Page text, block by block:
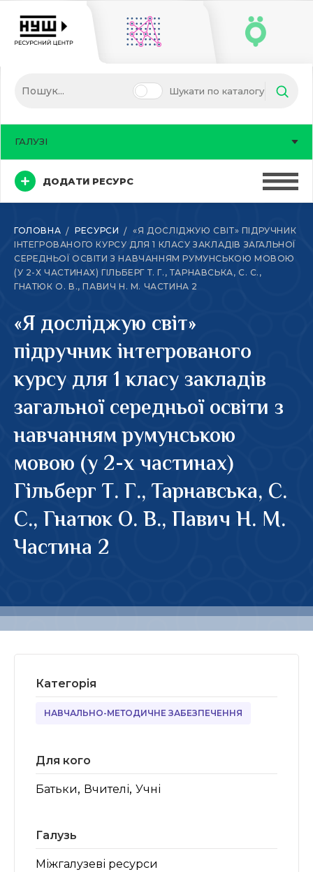
Шукати по каталогу
ДОДАТИ РЕСУРС
ГАЛУЗІ
ГОЛОВНА РЕСУРСИ
«Я ДОСЛІДЖУЮ СВІТ» ПІДРУЧНИК
ІНТЕГРОВАНОГО КУРСУ ДЛЯ 1 КЛАСУ ЗАКЛАДІВ ЗАГАЛЬНОЇ
СЕРЕДНЬОЇ ОСВІТИ З НАВЧАННЯМ РУМУНСЬКОЮ МОВОЮ
(У 2-Х ЧАСТИНАХ) ГІЛЬБЕРГ Т. Г., ТАРНАВСЬКА, С. С.,
ГНАТЮК О. В., ПАВИЧ Н. М. ЧАСТИНА 2
«Я досліджую світ»
підручник інтегрованого
курсу для 1 класу закладів
загальної середньої освіти з
навчанням румунською
мовою (у 2-х частинах)
Гільберг Т. Г., Тарнавська, С.
С., Гнатюк О. В., Павич Н. М.
Частина 2
Категорія
НАВЧАЛЬНО-МЕТОДИЧНЕ ЗАБЕЗПЕЧЕННЯ
Для кого
Батьки, Вчителі, Учні
Галузь
Міжгалузеві ресурси